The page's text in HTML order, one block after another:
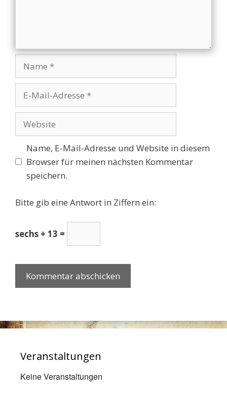
Name
Website
Name, E-Mail-Adresse und Website in diesem
Browser für meinen nächsten Kommentar
speichern.
Bitte gib eine Antwort in Ziffern ein:
sechs + 13 =
Veranstaltungen
Keine Veranstaltungen